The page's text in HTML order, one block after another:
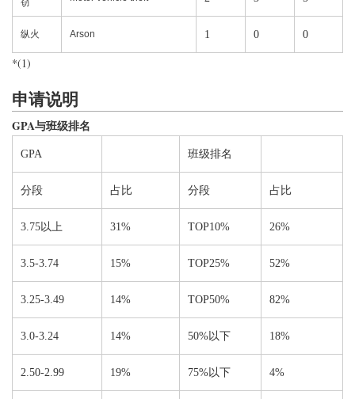
纵火 Arson 1 0 0
*(1)
申请说明
GPA与班级排名
GPA 班级排名
分段 占比 分段 占比
3.75以上 31% TOP10% 26%
3.5-3.74 15% TOP25% 52%
3.25-3.49 14% TOP50% 82%
3.0-3.24 14% 50%以下 18%
2.50-2.99 19% 75%以下 4%